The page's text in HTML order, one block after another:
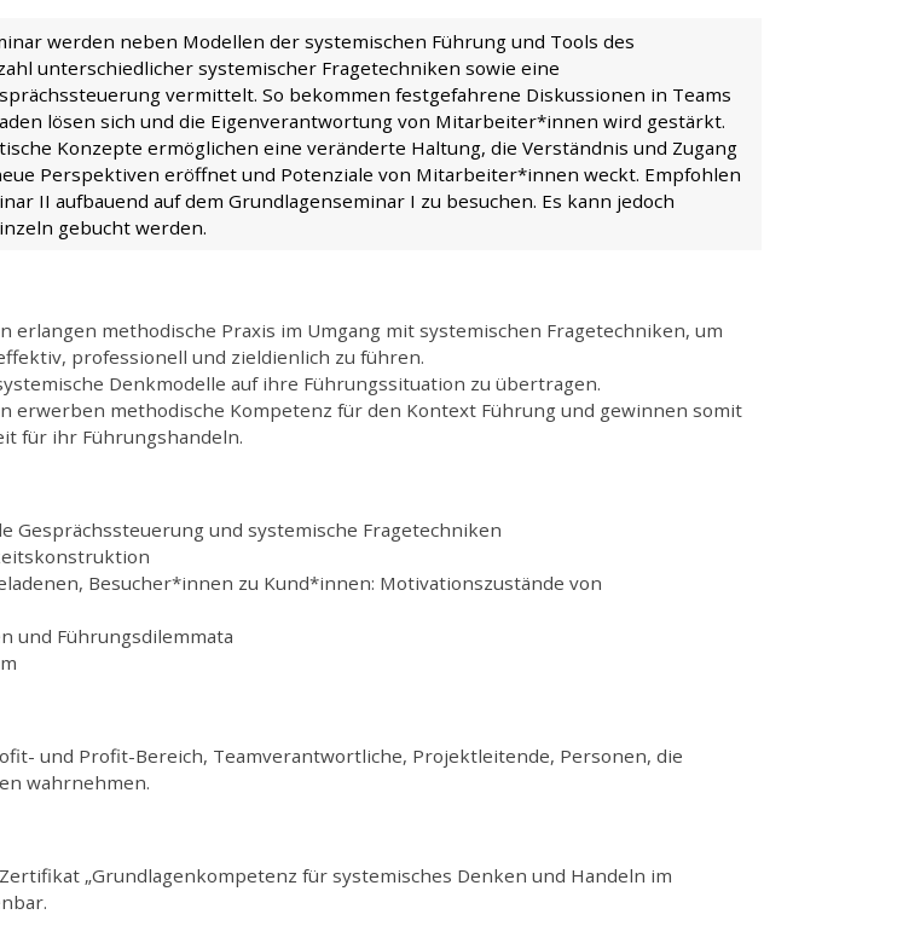
werden neben Modellen der systemischen Führung und Tools des
unterschiedlicher systemischer Fragetechniken sowie eine
vermittelt. So bekommen festgefahrene Diskussionen in Teams
lösen sich und die Eigenverantwortung von Mitarbeiter*innen wird gestärkt.
Konzepte ermöglichen eine veränderte Haltung, die Verständnis und Zugang
Perspektiven eröffnet und Potenziale von Mitarbeiter*innen weckt. Empfohlen
II aufbauend auf dem Grundlagenseminar I zu besuchen. Es kann jedoch
gebucht werden.
erlangen methodische Praxis im Umgang mit systemischen Fragetechniken, um
professionell und zieldienlich zu führen.
Denkmodelle auf ihre Führungssituation zu übertragen.
erwerben methodische Kompetenz für den Kontext Führung und gewinnen somit
für ihr Führungshandeln.
Gesprächssteuerung und systemische Fragetechniken
Besucher*innen zu Kund*innen: Motivationszustände von
und Führungsdilemmata
und Profit-Bereich, Teamverantwortliche, Projektleitende, Personen, die
wahrnehmen.
„Grundlagenkompetenz für systemisches Denken und Handeln im